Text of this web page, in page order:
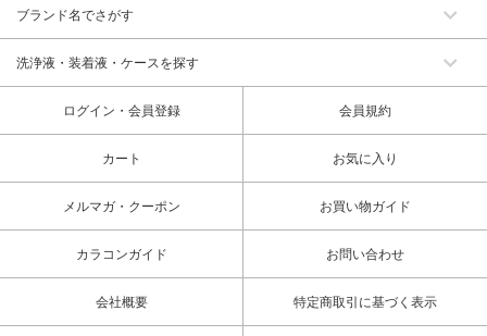
ブランド名でさがす
洗浄液・装着液・ケースを探す
ログイン・会員登録 会員規約
カート お気に入り
メルマガ・クーポン お買い物ガイド
カラコンガイド お問い合わせ
会社概要 特定商取引に基づく表示